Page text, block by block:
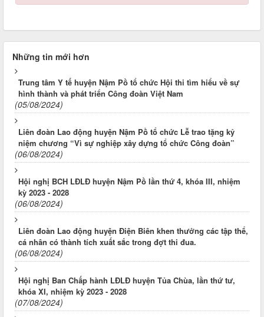
Những tin mới hơn
Trung tâm Y tế huyện Nậm Pồ tổ chức Hội thi tìm hiểu về sự
hình thành và phát triển Công đoàn Việt Nam
(05/08/2024)
Liên đoàn Lao động huyện Nậm Pồ tổ chức Lễ trao tặng kỷ
niệm chương “Vì sự nghiệp xây dựng tổ chức Công đoàn”
(06/08/2024)
Hội nghị BCH LĐLĐ huyện Nậm Pồ lần thứ 4, khóa III, nhiệm
kỳ 2023 - 2028
(06/08/2024)
Liên đoàn Lao động huyện Điện Biên khen thưởng các tập thể,
cá nhân có thành tích xuất sắc trong đợt thi đua.
(06/08/2024)
Hội nghị Ban Chấp hành LĐLĐ huyện Tủa Chùa, lần thứ tư,
khóa XI, nhiệm kỳ 2023 - 2028
(07/08/2024)